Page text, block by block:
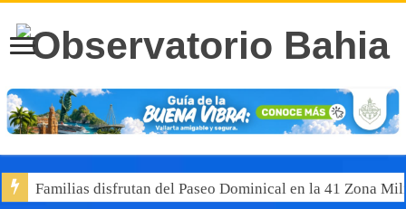
Familias disfrutan del Paseo Dominical en la 41 Zona